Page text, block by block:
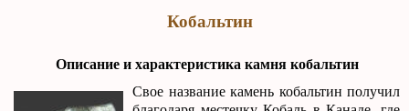
Кобальтин
Описание и характеристика камня кобальтин
Свое название камень кобальтин получил